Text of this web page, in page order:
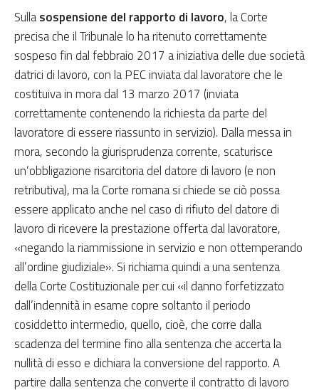
Sullasospensione del rapporto di lavoro, la Corte
precisa che il Tribunale lo ha ritenuto correttamente
sospeso fin dal febbraio 2017 a iniziativa delle due società
datrici di lavoro, con la PEC inviata dal lavoratore che le
costituiva in mora dal 13 marzo 2017 (inviata
correttamente contenendo la richiesta da parte del
lavoratore di essere riassunto in servizio). Dalla messa in
mora, secondo la giurisprudenza corrente, scaturisce
un’obbligazione risarcitoria del datore di lavoro (e non
retributiva), ma la Corte romana si chiede se ciò possa
essere applicato anche nel caso di rifiuto del datore di
lavoro di ricevere la prestazione offerta dal lavoratore,
«negando la riammissione in servizio e non ottemperando
all’ordine giudiziale». Si richiama quindi a una sentenza
della Corte Costituzionale per cui «il danno forfetizzato
dall’indennità in esame copre soltanto il periodo
cosiddetto intermedio, quello, cioè, che corre dalla
scadenza del termine fino alla sentenza che accerta la
nullità di esso e dichiara la conversione del rapporto. A
partire dalla sentenza che converte il contratto di lavoro